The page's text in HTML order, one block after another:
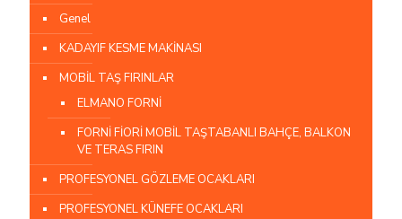
Genel
KADAYIF KESME MAKİNASI
MOBİL TAŞ FIRINLAR
ELMANO FORNİ
FORNİ FİORİ MOBİL TAŞTABANLI BAHÇE, BALKON
VE TERAS FIRIN
PROFESYONEL GÖZLEME OCAKLARI
PROFESYONEL KÜNEFE OCAKLARI